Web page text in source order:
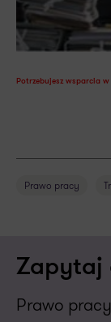
Potrzebujesz wsparcia
Prawo pracy
Zapytaj
Prawo pracy